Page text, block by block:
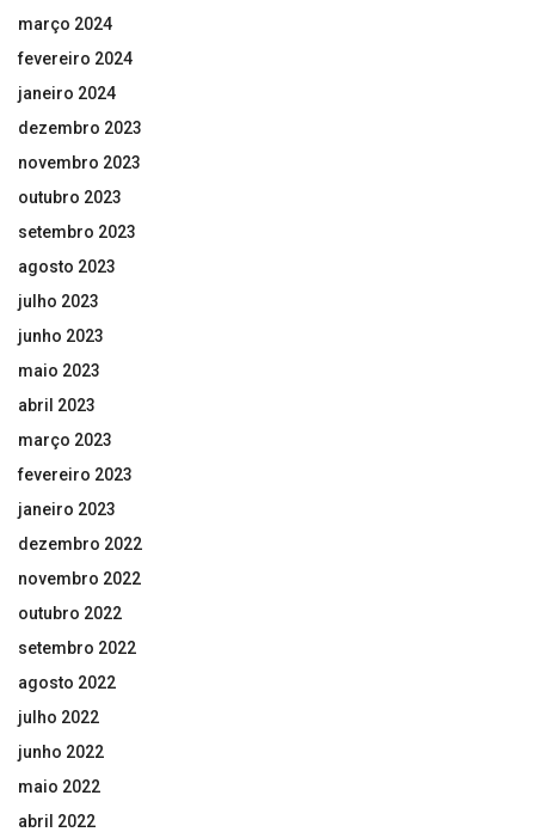
março 2024
fevereiro 2024
janeiro 2024
dezembro 2023
novembro 2023
outubro 2023
setembro 2023
agosto 2023
julho 2023
junho 2023
maio 2023
abril 2023
março 2023
fevereiro 2023
janeiro 2023
dezembro 2022
novembro 2022
outubro 2022
setembro 2022
agosto 2022
julho 2022
junho 2022
maio 2022
abril 2022